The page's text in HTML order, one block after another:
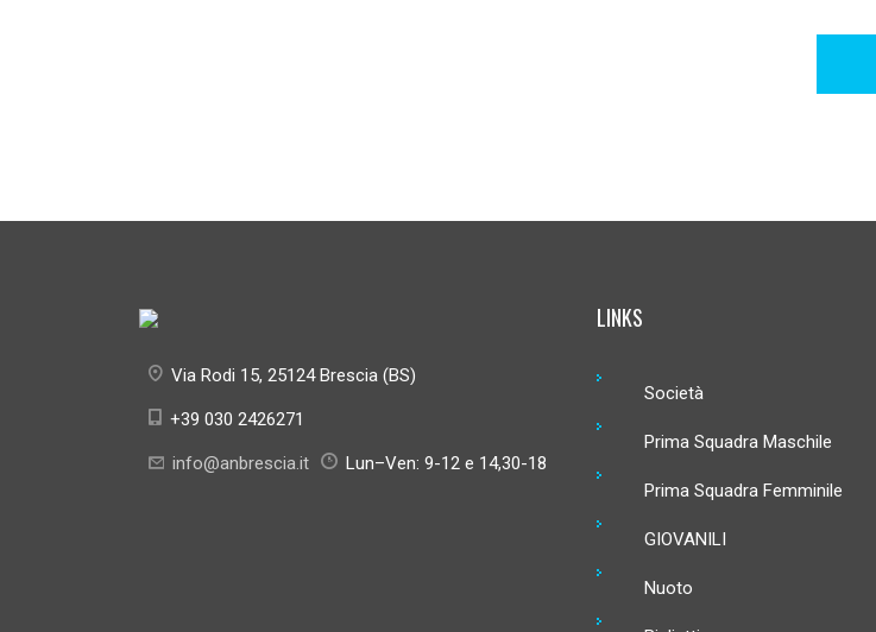
Via Rodi 15, 25124 Brescia (BS)
+39 030 2426271
info@anbrescia.it Lun–Ven: 9-12 e 14,30-18
LINKS
Società
Prima Squadra Maschile
Prima Squadra Femminile
GIOVANILI
Nuoto